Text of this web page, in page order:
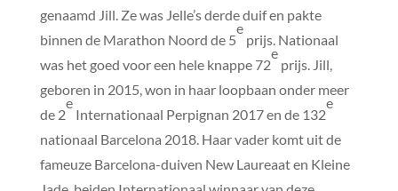
genaamd Jill. Ze was Jelle’s derde duif en pakte
binnen de Marathon Noord de 5
e
prijs. Nationaal
was het goed voor een hele knappe 72
e
prijs. Jill,
geboren in 2015, won in haar loopbaan onder meer
de 2
e
Internationaal Perpignan 2017 en de 132
e
nationaal Barcelona 2018. Haar vader komt uit de
fameuze Barcelona-duiven New Laureaat en Kleine